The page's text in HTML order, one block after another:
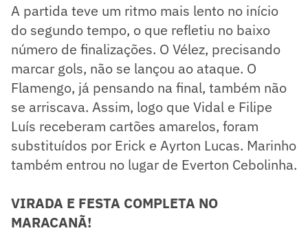
A partida teve um ritmo mais lento no início
do segundo tempo, o que refletiu no baixo
número de finalizações. O Vélez, precisando
marcar gols, não se lançou ao ataque. O
Flamengo, já pensando na final, também não
se arriscava. Assim, logo que Vidal e Filipe
Luís receberam cartões amarelos, foram
substituídos por Erick e Ayrton Lucas. Marinho
também entrou no lugar de Everton Cebolinha.
VIRADA E FESTA COMPLETA NO
MARACANÃ!